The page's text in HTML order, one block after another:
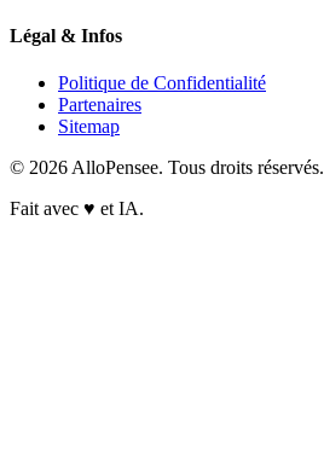
Légal & Infos
Politique de Confidentialité
Partenaires
Sitemap
© 2026 AlloPensee. Tous droits réservés.
Fait avec ♥ et IA.